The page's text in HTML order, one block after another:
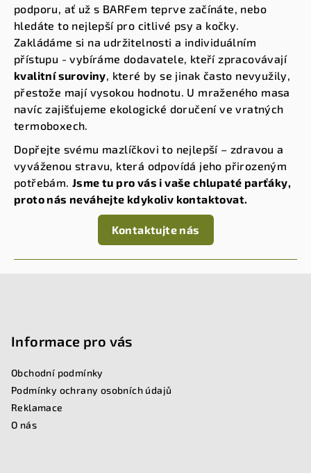
podporu, ať už s BARFem teprve začínáte, nebo
hledáte to nejlepší pro citlivé psy a kočky.
Zakládáme si na udržitelnosti a individuálním
přístupu - vybíráme dodavatele, kteří zpracovávají
kvalitní suroviny , které by se jinak často nevyužily,
přestože mají vysokou hodnotu. U mraženého masa
navíc zajišťujeme ekologické doručení ve vratných
termoboxech.
Dopřejte svému mazlíčkovi to nejlepší – zdravou a
vyváženou stravu, která odpovídá jeho přirozeným
potřebám.
Jsme tu pro vás i vaše chlupaté parťáky,
proto nás neváhejte kdykoliv kontaktovat.
Kontaktujte nás
Informace pro vás
Obchodní podmínky
Podmínky ochrany osobních údajů
Reklamace
O nás